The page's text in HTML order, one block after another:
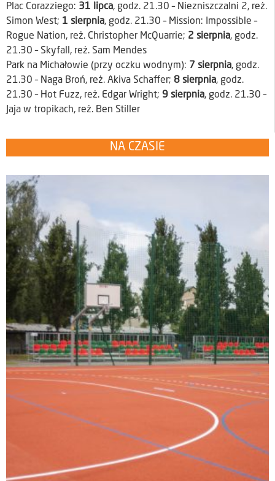
Plac Corazziego: 31 lipca, godz. 21.30 – Niezniszczalni 2, reż.
Simon West; 1 sierpnia, godz. 21.30 – Mission: Impossible –
Rogue Nation, reż. Christopher McQuarrie; 2 sierpnia, godz.
21.30 – Skyfall, reż. Sam Mendes
Park na Michałowie (przy oczku wodnym): 7 sierpnia, godz.
21.30 – Naga Broń, reż. Akiva Schaffer; 8 sierpnia, godz.
21.30 – Hot Fuzz, reż. Edgar Wright; 9 sierpnia, godz. 21.30 –
Jaja w tropikach, reż. Ben Stiller
NA CZASIE